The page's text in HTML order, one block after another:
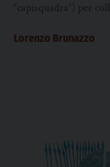
“capisquadra”) per
Lorenzo Brunazzo